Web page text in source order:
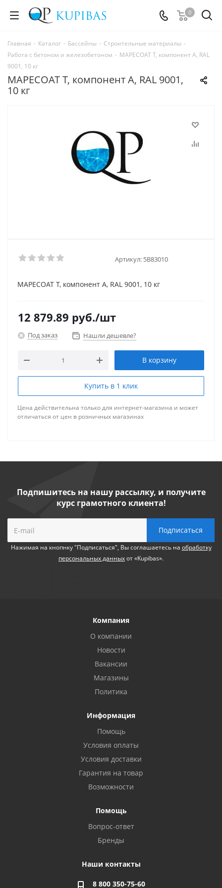
0
Главная - Каталог - Бассейны - Строительные материалы -
Работа с бетоном и железобетоном - MAPECOAT T, компонент А, RAL
9001, 10 кг
MAPECOAT T, компонент А, RAL 9001,
10 кг
Артикул: 5В83010
MAPECOAT T, компонент А, RAL 9001, 10 кг
12 879.89 руб./шт
Под заказ Нашли дешевле?
В корзину
Купить в 1 клик
Цена действительна только для интернет-магазина и может
отличаться от цен в розничных магазинах
Подпишитесь на нашу рассылку, и получите
курс грамотного клиента!
Нажимая на кнопнку "Подписаться", Вы соглашаетесь на обработку
персональных данныхот «Kupibas».
Компания
О компании
Новости
Вакансии
Магазины
Политика
Информация
Помощь
Условия оплаты
Условия доставки
Гарантия на товар
Возможности
Помощь
Вопрос-ответ
Бренды
Наши контакты
8 800 350-75-60